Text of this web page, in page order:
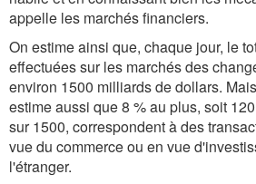
appelle les marchés financiers.
On estime ainsi que, chaque jour, le
effectuées sur les marchés des
environ 1500 milliards de dollars.
estime aussi que 8 % au plus, soit
sur 1500, correspondent à des
vue du commerce ou en vue
l'étranger.